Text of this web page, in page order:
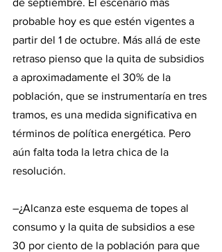
probable hoy es que estén vigentes a
partir del 1 de octubre. Más allá de este
retraso pienso que la quita de subsidios
a aproximadamente el 30% de la
población, que se instrumentaría en tres
tramos, es una medida significativa en
términos de política energética. Pero
aún falta toda la letra chica de la
resolución.
–¿Alcanza este esquema de topes al
consumo y la quita de subsidios a ese
30 por ciento de la población para que